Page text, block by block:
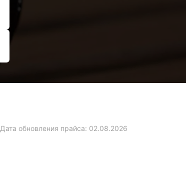
Дата обновления прайса: 02.08.2026